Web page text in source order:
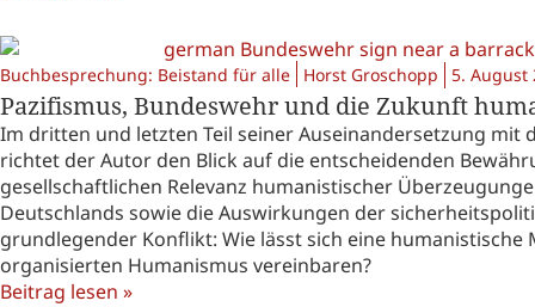
Buchbesprechung: Beistand für alle Horst Groschopp 5. August
Pazifismus, Bundeswehr und die Zukunft
Im dritten und letzten Teil seiner Auseinandersetzung
richtet der Autor den Blick auf die entscheidenden
gesellschaftlichen Relevanz humanistischer
Deutschlands sowie die Auswirkungen der
grundlegender Konflikt: Wie lässt sich eine
organisierten Humanismus vereinbaren?
Beitrag lesen »